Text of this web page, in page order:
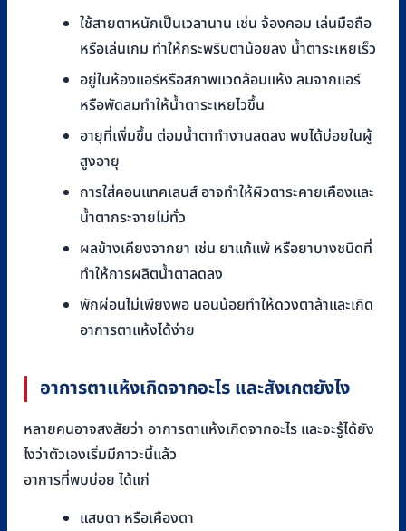
ใช้สายตาหนักเป็นเวลานาน เช่น จ้องคอม เล่นมือถือ
หรือเล่นเกม ทำให้กระพริบตาน้อยลง น้ำตาระเหยเร็ว
อยู่ในห้องแอร์หรือสภาพแวดล้อมแห้ง ลมจากแอร์
หรือพัดลมทำให้น้ำตาระเหยไวขึ้น
อายุที่เพิ่มขึ้น ต่อมน้ำตาทำงานลดลง พบได้บ่อยในผู้
สูงอายุ
การใส่คอนแทคเลนส์ อาจทำให้ผิวตาระคายเคืองและ
น้ำตากระจายไม่ทั่ว
ผลข้างเคียงจากยา เช่น ยาแก้แพ้ หรือยาบางชนิดที่
ทำให้การผลิตน้ำตาลดลง
พักผ่อนไม่เพียงพอ นอนน้อยทำให้ดวงตาล้าและเกิด
อาการตาแห้งได้ง่าย
อาการตาแห้งเกิดจากอะไร และสังเกตยังไง
หลายคนอาจสงสัยว่า อาการตาแห้งเกิดจากอะไร และจะรู้ได้ยัง
ไงว่าตัวเองเริ่มมีภาวะนี้แล้ว
อาการที่พบบ่อย ได้แก่
แสบตา หรือเคืองตา